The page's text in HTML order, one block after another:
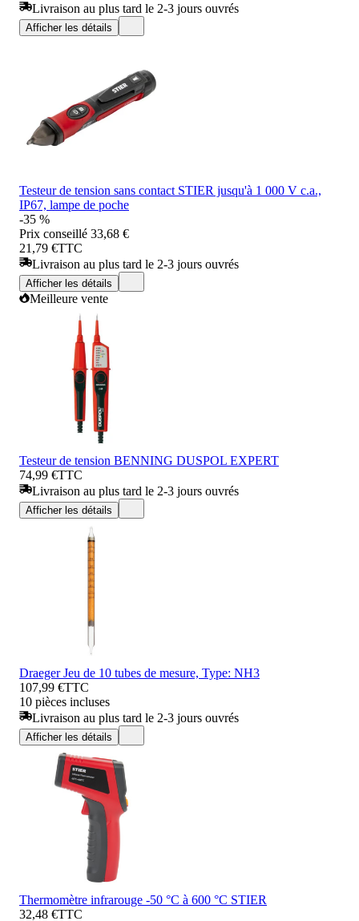
Livraison au plus tard le 2-3 jours ouvrés
Afficher les détails
Testeur de tension sans contact STIER jusqu'à 1 000 V c.a.,
IP67, lampe de poche
-35 %
Prix conseillé 33,68 €
21,79 €TTC
Livraison au plus tard le 2-3 jours ouvrés
Afficher les détails
Meilleure vente
Testeur de tension BENNING DUSPOL EXPERT
74,99 €TTC
Livraison au plus tard le 2-3 jours ouvrés
Afficher les détails
Draeger Jeu de 10 tubes de mesure, Type: NH3
107,99 €TTC
10 pièces incluses
Livraison au plus tard le 2-3 jours ouvrés
Afficher les détails
Thermomètre infrarouge -50 °C à 600 °C STIER
32,48 €TTC